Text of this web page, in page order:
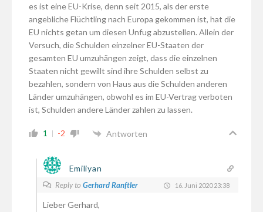
es ist eine EU-Krise, denn seit 2015, als der erste
angebliche Flüchtling nach Europa gekommen ist, hat die
EU nichts getan um diesen Unfug abzustellen. Allein der
Versuch, die Schulden einzelner EU-Staaten der
gesamten EU umzuhängen zeigt, dass die einzelnen
Staaten nicht gewillt sind ihre Schulden selbst zu
bezahlen, sondern von Haus aus die Schulden anderen
Länder umzuhängen, obwohl es im EU-Vertrag verboten
ist, Schulden andere Länder zahlen zu lassen.
1 -2 Antworten
Emiliyan
Reply to Gerhard Ranftler 16. Juni 2020 23:38
Lieber Gerhard,